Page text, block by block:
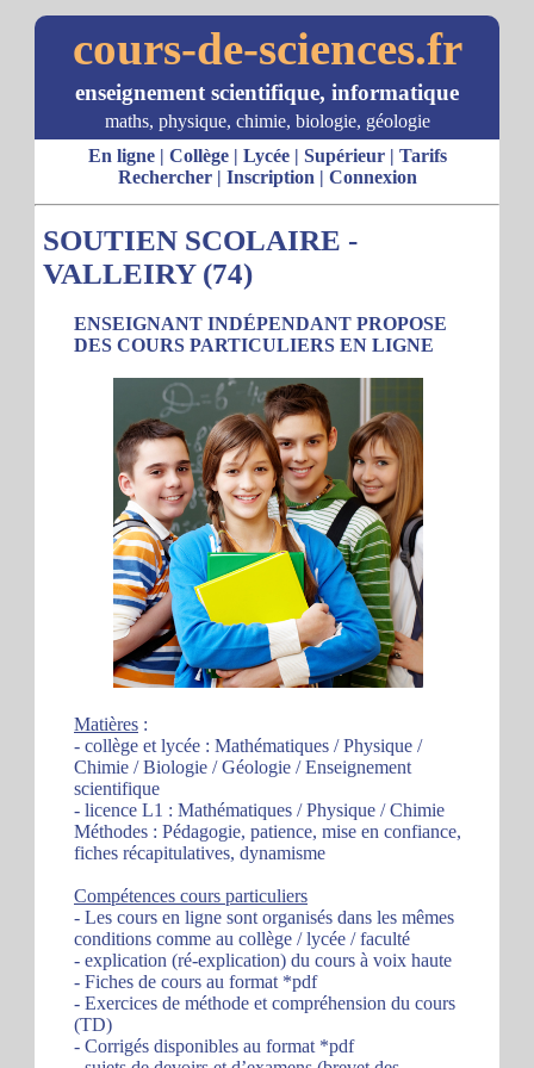
cours-de-sciences.fr
enseignement scientifique, informatique
maths, physique, chimie, biologie, géologie
En ligne| Collège| Lycée| Supérieur| Tarifs
Rechercher| Inscription | Connexion
SOUTIEN SCOLAIRE -
VALLEIRY (74)
ENSEIGNANT INDÉPENDANT PROPOSE
DES COURS PARTICULIERS EN LIGNE
Matières :
- collège et lycée : Mathématiques / Physique /
Chimie / Biologie / Géologie / Enseignement
scientifique
- licence L1 : Mathématiques / Physique / Chimie
Méthodes : Pédagogie, patience, mise en confiance,
fiches récapitulatives, dynamisme
Compétences cours particuliers
- Les cours en ligne sont organisés dans les mêmes
conditions comme au collège / lycée / faculté
- explication (ré-explication) du cours à voix haute
- Fiches de cours au format *pdf
- Exercices de méthode et compréhension du cours
(TD)
- Corrigés disponibles au format *pdf